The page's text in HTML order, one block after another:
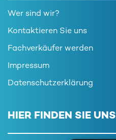
Wer sind wir?
Kontaktieren Sie uns
Fachverkäufer werden
Impressum
Datenschutzerklärung
HIER FINDEN SIE UNS